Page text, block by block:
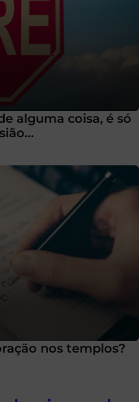
alguma coisa, é só
nos templos?